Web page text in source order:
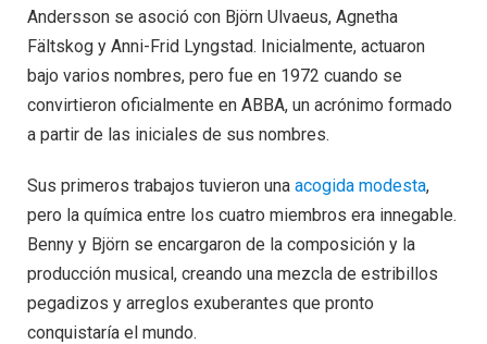
Andersson se asoció con Björn Ulvaeus, Agnetha
Fältskog y Anni-Frid Lyngstad. Inicialmente, actuaron
bajo varios nombres, pero fue en 1972 cuando se
convirtieron oficialmente en ABBA, un acrónimo formado
a partir de las iniciales de sus nombres.
Sus primeros trabajos tuvieron una acogida modesta,
pero la química entre los cuatro miembros era innegable.
Benny y Björn se encargaron de la composición y la
producción musical, creando una mezcla de estribillos
pegadizos y arreglos exuberantes que pronto
conquistaría el mundo.